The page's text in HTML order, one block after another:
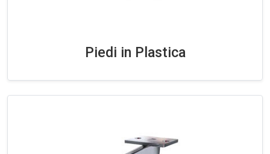
Piedi in Plastica